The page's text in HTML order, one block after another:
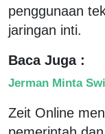
penggunaan
jaringan inti.
Baca Juga :
Jerman Minta
Zeit Online